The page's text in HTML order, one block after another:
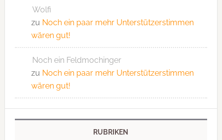
Wolfi
zu Noch ein paar mehr Unterstützerstimmen
wären gut!
Noch ein Feldmochinger
zu Noch ein paar mehr Unterstützerstimmen
wären gut!
RUBRIKEN